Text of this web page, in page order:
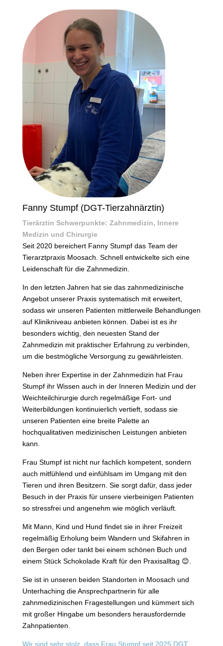
Fanny Stumpf (DGT-Tierzahnärztin)
Tierärztin Schwerpunkte: Zahnmedizin, Innere
Medizin und Chirurgie
Seit 2020 bereichert Fanny Stumpf das Team der
Tierarztpraxis Moosach. Schnell entwickelte sich eine
Leidenschaft für die Zahnmedizin.
In den letzten Jahren hat sie das zahnmedizinische
Angebot unserer Praxis systematisch mit erweitert,
sodass wir unseren Patienten mittlerweile Behandlungen
auf Klinikniveau anbieten können. Dabei ist es ihr
besonders wichtig, den neuesten Stand der
Zahnmedizin mit praktischer Erfahrung zu verbinden,
um die bestmögliche Versorgung zu gewährleisten.
Neben ihrer Expertise in der Zahnmedizin hat Frau
Stumpf ihr Wissen auch in der Inneren Medizin und der
Weichteilchirurgie durch regelmäßige Fort- und
Weiterbildungen kontinuierlich vertieft, sodass sie
unseren Patienten eine breite Palette an
hochqualitativen medizinischen Leistungen anbieten
kann.
Frau Stumpf ist nicht nur fachlich kompetent, sondern
auch mitfühlend und einfühlsam im Umgang mit den
Tieren und ihren Besitzern. Sie sorgt dafür, dass jeder
Besuch in der Praxis für unsere vierbeinigen Patienten
so stressfrei und angenehm wie möglich verläuft.
Mit Mann, Kind und Hund findet sie in ihrer Freizeit
regelmäßig Erholung beim Wandern und Skifahren in
den Bergen oder tankt bei einem schönen Buch und
einem Stück Schokolade Kraft für den Praxisalltag 😊.
Sie ist in unseren beiden Standorten in Moosach und
Unterhaching die Ansprechpartnerin für alle
zahnmedizinischen Fragestellungen und kümmert sich
mit großer Hingabe um besonders herausfordernde
Zahnpatienten.
Wir sind sehr stolz, dass Frau Stumpf seit 2025 DGT